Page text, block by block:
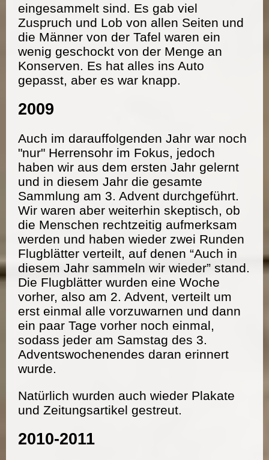
eingesammelt sind. Es gab viel
Zuspruch und Lob von allen Seiten und
die Männer von der Tafel waren ein
wenig geschockt von der Menge an
Konserven. Es hat alles ins Auto
gepasst, aber es war knapp.
2009
Auch im darauffolgenden Jahr war noch
"nur" Herrensohr im Fokus, jedoch
haben wir aus dem ersten Jahr gelernt
und in diesem Jahr die gesamte
Sammlung am 3. Advent durchgeführt.
Wir waren aber weiterhin skeptisch, ob
die Menschen rechtzeitig aufmerksam
werden und haben wieder zwei Runden
Flugblätter verteilt, auf denen “Auch in
diesem Jahr sammeln wir wieder” stand.
Die Flugblätter wurden eine Woche
vorher, also am 2. Advent, verteilt um
erst einmal alle vorzuwarnen und dann
ein paar Tage vorher noch einmal,
sodass jeder am Samstag des 3.
Adventswochenendes daran erinnert
wurde.
Natürlich wurden auch wieder Plakate
und Zeitungsartikel gestreut.
2010-2011